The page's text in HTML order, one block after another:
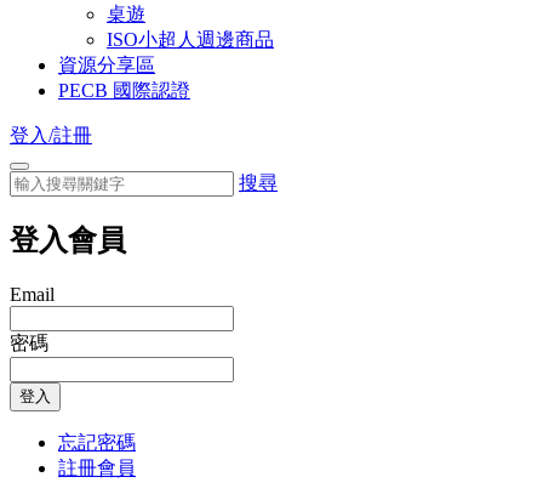
桌遊
ISO小超人週邊商品
資源分享區
PECB 國際認證
登入/註冊
搜尋
登入會員
Email
密碼
登入
忘記密碼
註冊會員